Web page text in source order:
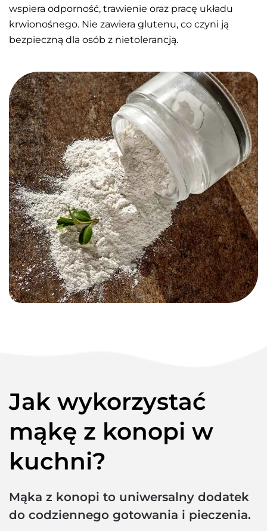
wspiera odporność, trawienie oraz pracę układu
krwionośnego. Nie zawiera glutenu, co czyni ją
bezpieczną dla osób z nietolerancją.
Jak wykorzystać
mąkę z konopi w
kuchni?
Mąka z konopi to uniwersalny dodatek
do codziennego gotowania i pieczenia.